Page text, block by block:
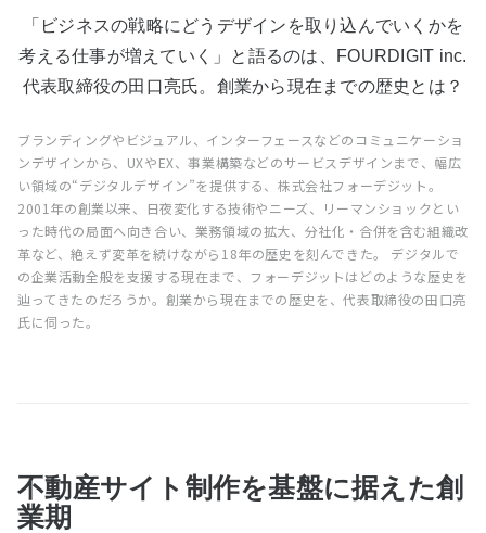
「ビジネスの戦略にどうデザインを取り込んでいくかを
考える仕事が増えていく」と語るのは、FOURDIGIT inc.
代表取締役の田口亮氏。創業から現在までの歴史とは？
ブランディングやビジュアル、インターフェースなどのコミュニケーショ
ンデザインから、UXやEX、事業構築などのサービスデザインまで、幅広
い領域の“デジタルデザイン”を提供する、株式会社フォーデジット。
2001年の創業以来、日夜変化する技術やニーズ、リーマンショックとい
った時代の局面へ向き合い、業務領域の拡大、分社化・合併を含む組織改
革など、絶えず変革を続けながら18年の歴史を刻んできた。 デジタルで
の企業活動全般を支援する現在まで、フォーデジットはどのような歴史を
辿ってきたのだろうか。創業から現在までの歴史を、代表取締役の田口亮
氏に伺った。
不動産サイト制作を基盤に据えた創
業期